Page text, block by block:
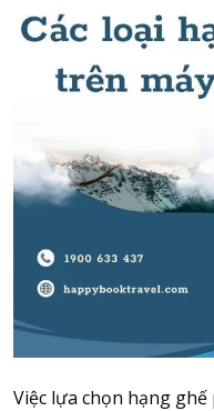
Travel SIM
Vietnam travel SIM
Tours
Domestic tours
International Tours
Yacht
For you
Register as a collaborator
Payment instructions
Instructions for
Việc lựa chọn hạng